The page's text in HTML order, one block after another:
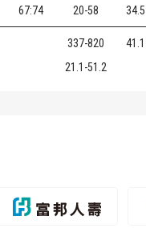
67:74 20-58 34.5
337-820 41.1
21.1-51.2